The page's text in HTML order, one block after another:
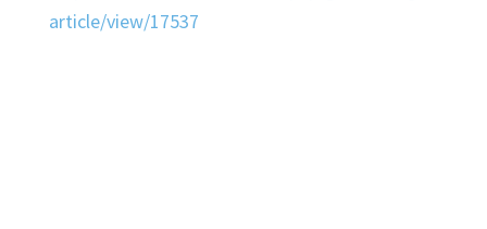
article/view/17537